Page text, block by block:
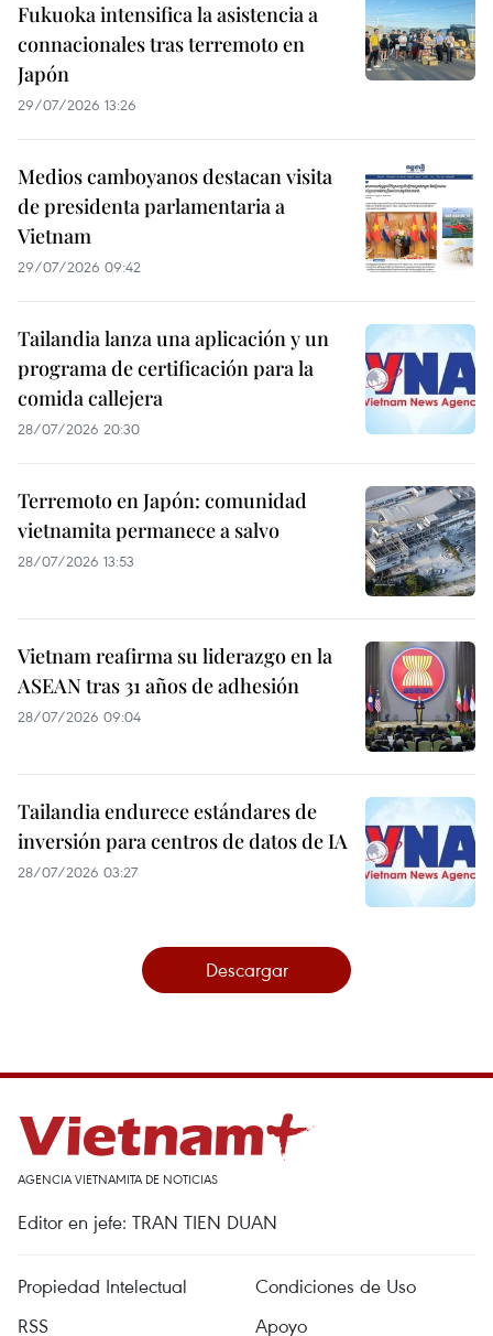
Fukuoka intensifica la asistencia a
connacionales tras terremoto en
Japón
29/07/2026 13:26
Medios camboyanos destacan visita
de presidenta parlamentaria a
Vietnam
29/07/2026 09:42
Tailandia lanza una aplicación y un
programa de certificación para la
comida callejera
28/07/2026 20:30
Terremoto en Japón: comunidad
vietnamita permanece a salvo
28/07/2026 13:53
Vietnam reafirma su liderazgo en la
ASEAN tras 31 años de adhesión
28/07/2026 09:04
Tailandia endurece estándares de
inversión para centros de datos de IA
28/07/2026 03:27
Descargar
AGENCIA VIETNAMITA DE NOTICIAS
Editor en jefe: TRAN TIEN DUAN
Propiedad Intelectual
Condiciones de Uso
RSS
Apoyo